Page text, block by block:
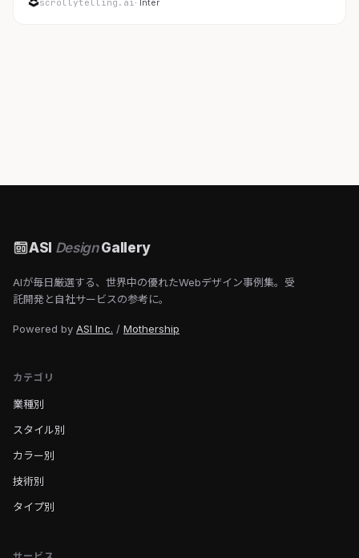
scrollytelling.ai· Inter
ASI DesignGallery
AIが毎日厳選する、世界中の優れたWebデザイン事例集。受
託開発と自社サービスの参考に。
Powered by ASI Inc. / Mothership
カテゴリ
業種別
スタイル別
カラー別
技術別
タイプ別